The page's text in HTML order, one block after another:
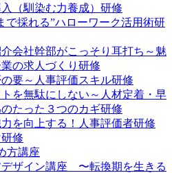
（馴染む力養成）研修
で採れる”ハローワーク活用術研
会社幹部がこっそり耳打ち～魅
の求人づくり研修
要～人事評価スキル研修
を無駄にしない～人材定着・早
たった３つのカギ研修
を向上する！人事評価者研修
修
方講座
ザイン講座 〜転換期を生きる